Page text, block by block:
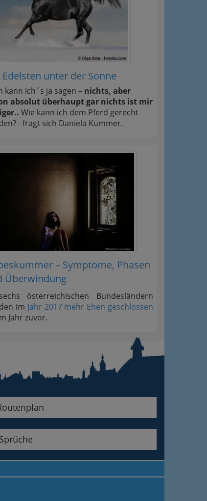
Edelsten unter der Sonne
kann ich´s ja sagen – nichts, aber
absolut überhaupt gar nichts ist mir
Wie kann ich dem Pferd gerecht
- fragt sich Daniela Kummer.
– Symptome, Phasen
Überwindung
österreichischen Bundesländern
im Jahr 2017 mehr Ehen geschlossen
Jahr zuvor.
Sprüche